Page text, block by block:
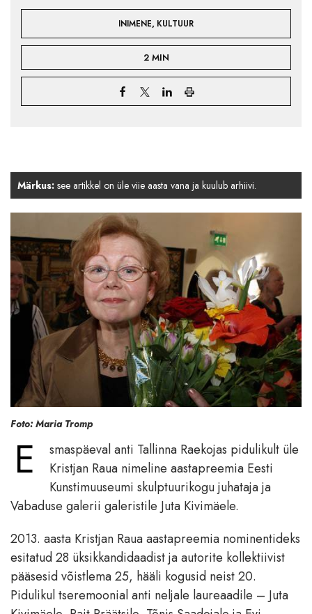
INIMENE, KULTUUR
2 MIN
Märkus: see artikkel on üle viie aasta vana ja kuulub arhiivi.
Foto: Maria Tromp
E
smaspäeval anti Tallinna Raekojas pidulikult üle
Kristjan Raua nimeline aastapreemia Eesti
Kunstimuuseumi skulptuurikogu juhataja ja
Vabaduse galerii galeristile Juta Kivimäele.
2013. aasta Kristjan Raua aastapreemia nominentideks
esitatud 28 üksikkandidaadist ja autorite kollektiivist
pääsesid võistlema 25, hääli kogusid neist 20.
Pidulikul tseremoonial anti neljale laureaadile – Juta